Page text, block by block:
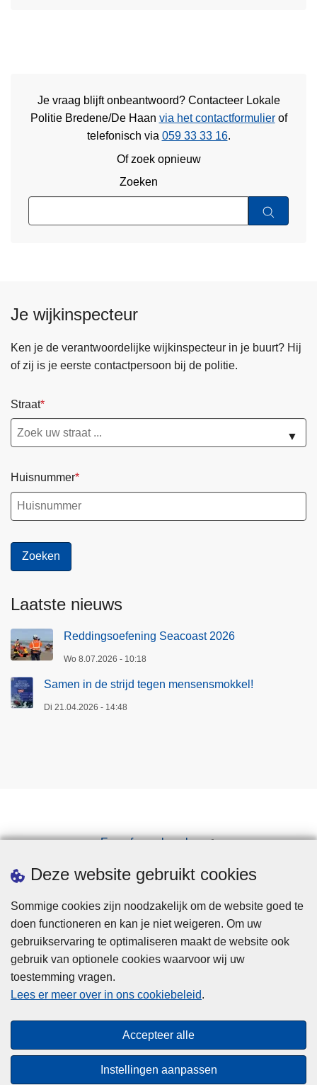
Deze website gebruikt cookies
Sommige cookies zijn noodzakelijk om de website goed te
doen functioneren en kan je niet weigeren. Om uw
gebruikservaring te optimaliseren maakt de website ook
gebruik van optionele cookies waarvoor wij uw
toestemming vragen.
Lees er meer over in ons cookiebeleid.
Accepteer alle
Instellingen aanpassen
Je vraag blijft onbeantwoord? Contacteer Lokale
Politie Bredene/De Haan via het contactformulierof
telefonisch via 059 33 33 16.
Of zoek opnieuw
Zoeken
Je wijkinspecteur
Ken je de verantwoordelijke wijkinspecteur in je buurt? Hij
of zij is je eerste contactpersoon bij de politie.
Straat
▼
Huisnummer
Laatste nieuws
Reddingsoefening Seacoast 2026
Wo 8.07.2026 - 10:18
Samen in de strijd tegen mensensmokkel!
Di 21.04.2026 - 14:48
Een afspraak maken
Privacy
Cookies
Toegankelijkheid